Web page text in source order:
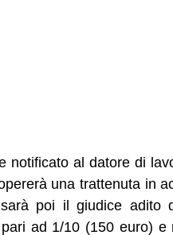
notificato al datore di
una trattenuta in
poi il giudice adito
ad 1/10 (150 euro) e